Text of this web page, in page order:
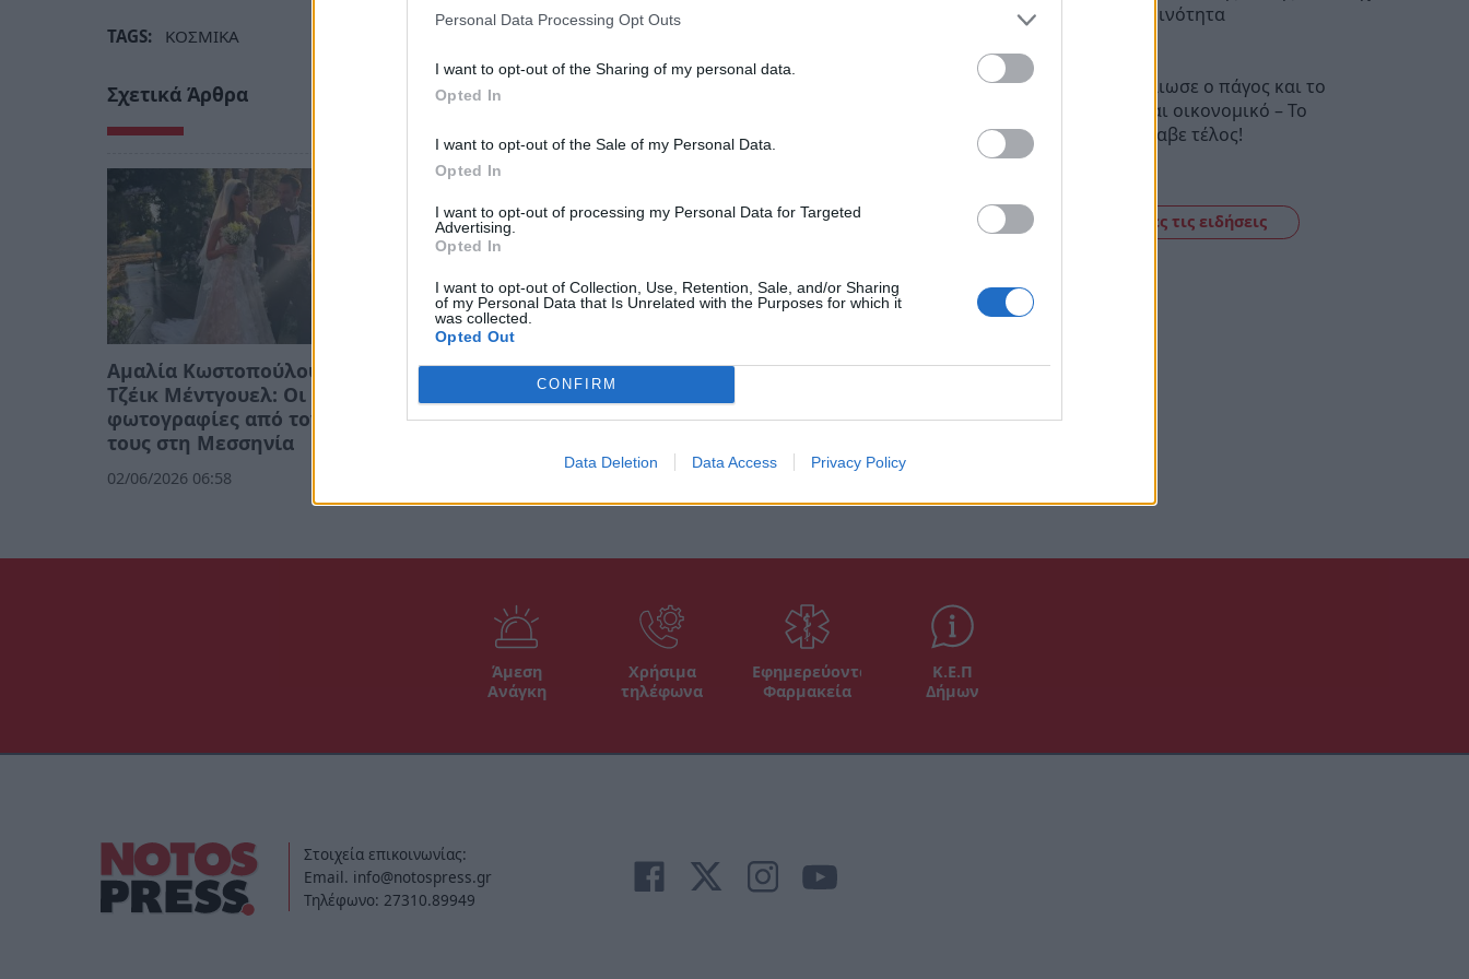
Personal Data Processing Opt Outs
I want to opt-out of the Sharing of my personal data.
Opted In
I want to opt-out of the Sale of my Personal Data.
Opted In
I want to opt-out of processing my Personal Data for Targeted
Advertising.
Opted In
I want to opt-out of Collection, Use, Retention, Sale, and/or Sharing
of my Personal Data that Is Unrelated with the Purposes for which it
was collected.
Opted Out
CONFIRM
Data Deletion Data Access Privacy Policy
TAGS: ΚΟΣΜΙΚΑ
Σχετικά Άρθρα
Αμαλία Κωστοπούλου και
Τζέικ Μέντγουελ: Οι
φωτογραφίες από τον γάμο
τους στη Μεσσηνία
02/06/2026 06:58
την καθημερινότητα
Μυστράς: Έλιωσε ο πάγος και το
έγκλημα είναι οικονομικό – Το
ρεπορτάζ έλαβε τέλος!
Δείτε όλες τις ειδήσεις
Άμεση
Ανάγκη
Χρήσιμα
τηλέφωνα
Εφημερεύοντα
Φαρμακεία
Κ.Ε.Π
Δήμων
Στοιχεία επικοινωνίας:
Email. info@notospress.gr
Τηλέφωνο: 27310.89949